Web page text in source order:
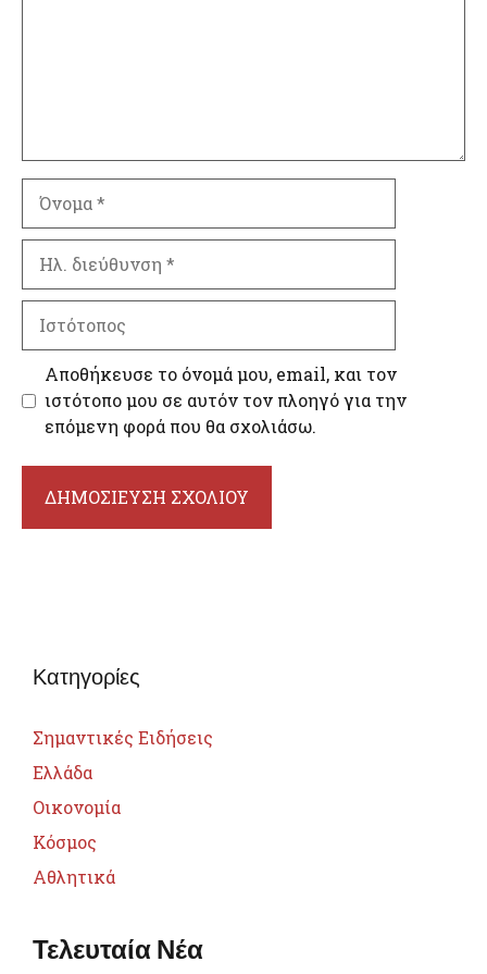
διεύθυνση
Αποθήκευσε το όνομά μου, email, και τον
ιστότοπο μου σε αυτόν τον πλοηγό για την
επόμενη φορά που θα σχολιάσω.
Κατηγορίες
Σημαντικές Ειδήσεις
Ελλάδα
Οικονομία
Κόσμος
Αθλητικά
Τελευταία Νέα